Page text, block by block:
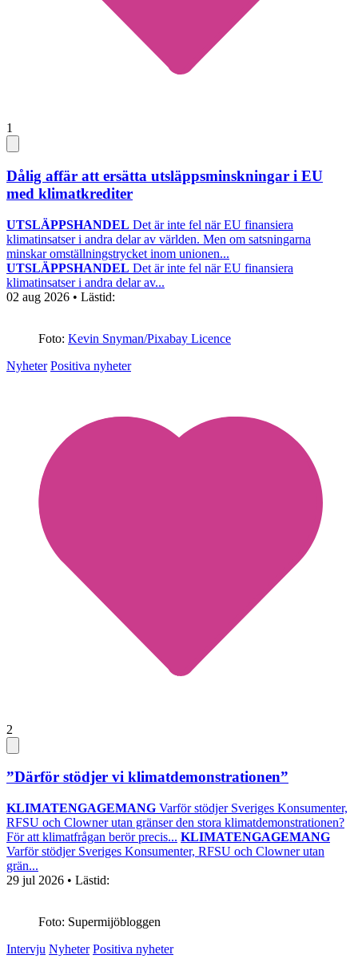
1
Dålig affär att ersätta utsläppsminskningar i EU
med klimatkrediter
UTSLÄPPSHANDEL Det är inte fel när EU finansiera
klimatinsatser i andra delar av världen. Men om satsningarna
minskar omställningstrycket inom unionen...
UTSLÄPPSHANDEL Det är inte fel när EU finansiera
klimatinsatser i andra delar av...
02 aug 2026 • Lästid:
Foto: Kevin Snyman/Pixabay Licence
Nyheter Positiva nyheter
2
”Därför stödjer vi klimatdemonstrationen”
KLIMATENGAGEMANG Varför stödjer Sveriges Konsumenter,
RFSU och Clowner utan gränser den stora klimatdemonstrationen?
För att klimatfrågan berör precis... KLIMATENGAGEMANG
Varför stödjer Sveriges Konsumenter, RFSU och Clowner utan
grän...
29 jul 2026 • Lästid:
Foto: Supermijöbloggen
Intervju Nyheter Positiva nyheter